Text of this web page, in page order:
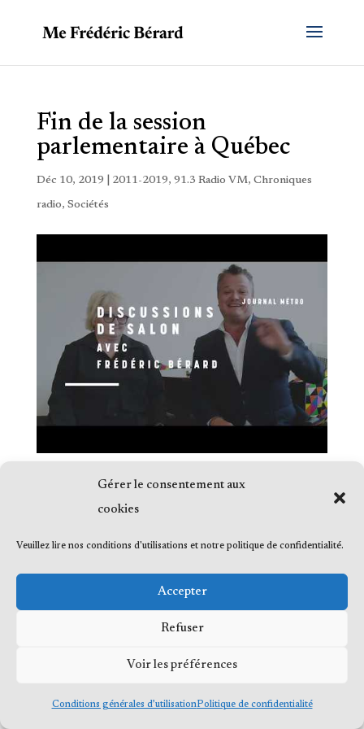
Gérer le consentement aux
cookies
Veuillez lire nos conditions d'utilisations et notre politique de confidentialité.
Accepter
Refuser
Voir les préférences
Conditions générales d’utilisationPolitique de confidentialité
Fin de la session
parlementaire à Québec
Déc 10, 2019 2011-2019, 91.3 Radio VM, Chroniques
radio, Sociétés